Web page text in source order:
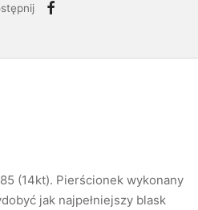
(14kt). Pierścionek wykonany
jak najpełniejszy blask